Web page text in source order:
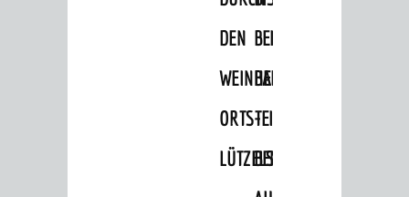
DEN
WEINHEIMER
ORTSTEIL
LÜTZELSACHSEN
BELLER-
BAD
-
BEMERKENSWERTES